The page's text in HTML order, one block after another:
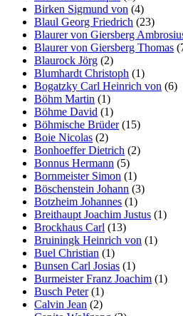
Birken Sigmund von (4)
Blaul Georg Friedrich (23)
Blaurer von Giersberg
Blaurer von Giersberg Thomas
Blaurock Jörg (2)
Blumhardt Christoph (1)
Bogatzky Carl Heinrich von (6)
Böhm Martin (1)
Böhme David (1)
Böhmische Brüder(15)
Boie Nicolas (2)
Bonhoeffer Dietrich (2)
Bonnus Hermann (5)
Bornmeister Simon (1)
Böschenstein Johann (3)
Botzheim Johannes (1)
Breithaupt Joachim Justus (1)
Brockhaus Carl (13)
Bruiningk Heinrich von (1)
Buel Christian (1)
Bunsen Carl Josias (1)
Burmeister Franz Joachim (1)
Busch Peter(1)
Calvin Jean (2)